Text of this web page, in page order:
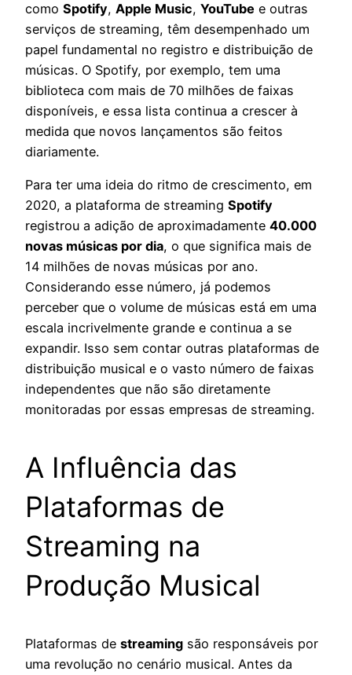
como Spotify, Apple Music, YouTube e outras
serviços de streaming, têm desempenhado um
papel fundamental no registro e distribuição de
músicas. O Spotify, por exemplo, tem uma
biblioteca com mais de 70 milhões de faixas
disponíveis, e essa lista continua a crescer à
medida que novos lançamentos são feitos
diariamente.
Para ter uma ideia do ritmo de crescimento, em
2020, a plataforma de streaming Spotify
registrou a adição de aproximadamente 40.000
novas músicas por dia, o que significa mais de
14 milhões de novas músicas por ano.
Considerando esse número, já podemos
perceber que o volume de músicas está em uma
escala incrivelmente grande e continua a se
expandir. Isso sem contar outras plataformas de
distribuição musical e o vasto número de faixas
independentes que não são diretamente
monitoradas por essas empresas de streaming.
A Influência das
Plataformas de
Streaming na
Produção Musical
Plataformas de streaming são responsáveis por
uma revolução no cenário musical. Antes da